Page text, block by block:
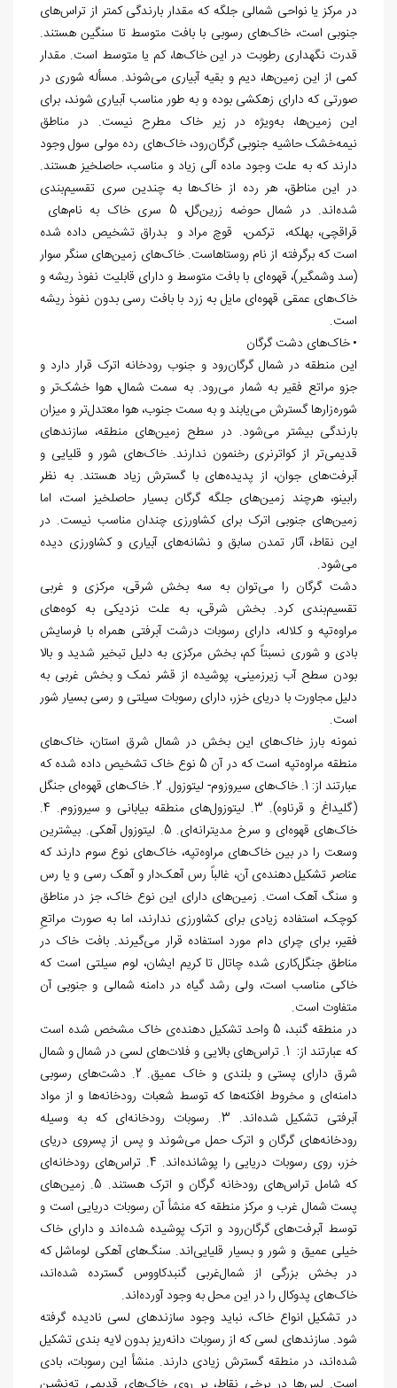
در مرکز یا نواحی شمالی جلگه که مقدار بارندگی کمتر از تراسهای
جنوبی است، خاکهای رسوبی با بافت متوسط تا سنگین هستند.
قدرت نگهداری رطوبت در این خاکها، کم یا متوسط است. مقدار
کمی از این زمینها، دیم و بقیه آبیاری میشوند. مسأله شوری در
صورتی که دارای زهکشی بوده و به طور مناسب آبیاری شوند، برای
این زمینها، بهویژه در زیر خاک مطرح نیست. در مناطق
نیمهخشک حاشیه جنوبی گرگانرود، خاکهای رده مولی سول وجود
دارند که به علت وجود ماده آلی زیاد و مناسب، حاصلخیز هستند.
در این مناطق، هر رده از خاکها به چندین سری تقسیمبندی
شدهاند. در شمال حوضه زرینگل، 5 سری خاک به نام
های
قراقچی، بهلکه، ترکمن، قوچ مراد و بدراق تشخیص داده شده
است که برگرفته از نام روستاهاست. خاکهای زمینهای سنگر سوار
(سد وشمگیر)، قهوهای با بافت متوسط و دارای قابلیت نفوذ ریشه و
خاکهای عمقی قهوهای مایل به زرد با بافت رسی بدون نفوذ ریشه
است.
• خاکهای دشت گرگان
این منطقه در شمال گرگانرود و جنوب رودخانه اترک قرار دارد و
جزو مراتع فقیر به شمار میرود. به سمت شمال، هوا خشکتر و
شورهزارها گسترش مییابند و به سمت جنوب، هوا معتدلتر و میزان
بارندگی بیشتر میشود. در سطح زمینهای منطقه، سازندهای
قدیمیتر از کواترنری رخنمون ندارند. خاکهای شور و قلیایی و
آبرفتهای جوان، از پدیدههای با گسترش زیاد هستند. به نظر
رابینو، هرچند زمینهای جلگه گرگان بسیار حاصلخیز است، اما
زمینهای جنوبی اترک برای کشاورزی چندان مناسب نیست. در
این نقاط، آثار تمدن سابق و نشانههای آبیاری و کشاورزی دیده
میشود.
دشت گرگان را میتوان به سه بخش شرقی، مرکزی و غربی
تقسیمبندی کرد. بخش شرقی، به علت نزدیکی به کوههای
مراوهتپه و کلاله، دارای رسوبات درشت آبرفتی همراه با فرسایش
بادی و شوری نسبتاً کم، بخش مرکزی به دلیل تبخیر شدید و بالا
بودن سطح آب زیرزمینی، پوشیده از قشر نمک و بخش غربی به
دلیل مجاورت با دریای خزر، دارای رسوبات سیلتی و رسی بسیار شور
است.
نمونه بارز خاکهای این بخش در شمال شرق استان، خاکهای
منطقه مراوه
تپه است که در آن 5 نوع خاک تشخیص داده شده که
عبارتند از: 1. خاک
های سیروزوم- لیتوزول. 2. خاک های قهوهای جنگل
(گلیداغ و قرناوه). 3. لیتوزول
های منطقه بیابانی و سیروزوم. 4.
خاکهای قهوهای و سرخ مدیترانه
ای. 5. لیتوزول آهکی. بیشترین
وسعت را در بین خاکهای مراوهتپه، خاکهای نوع سوم دارند که
عناصر تشکیل دهندهی آن، غالباً رس آهکدار و آهک رسی و یا رس
و سنگ آهک است. زمینهای دارای این نوع خاک، جز در مناطق
کوچک، استفاده زیادی برای کشاورزی ندارند، اما به صورت مراتعِ
فقیر، برای چرای دام مورد استفاده قرار میگیرند. بافت خاک در
مناطق جنگلکاری شده چاتال تا کریم ایشان، لوم سیلتی است که
خاکی مناسب است، ولی رشد گیاه در دامنه شمالی و جنوبی آن
متفاوت است.
در منطقه گنبد، 5 واحد تشکیل دهنده
ی خاک مشخص شده است
که عبارتند از: 1. تراس
های بالایی و فلاتهای لسی در شمال و شمال
شرق دارای پستی و بلندی و خاک عمیق. 2. دشت
های رسوبی
دامنهای و مخروط افکنهها که توسط شعبات رودخانهها و از مواد
آبرفتی تشکیل شدهاند. 3. رسوبات رودخانه
ای که به وسیله
رودخانههای گرگان و اترک حمل میشوند و پس از پسروی دریای
خزر، روی رسوبات دریایی را پوشاندهاند. 4. تراس های رودخانهای
که شامل تراسهای رودخانه گرگان و اترک هستند. 5. زمین
های
پست شمال غرب و مرکز منطقه که منشأ آن رسوبات دریایی است و
توسط آبرفتهای گرگانرود و اترک پوشیده شدهاند و دارای خاک
خیلی عمیق و شور و بسیار قلیاییاند. سنگهای آهکی لوماشل که
در بخش بزرگی از شمالغربی گنبدکاووس گسترده شدهاند،
خاکهای پدوکال را در این محل به وجود آوردهاند.
در تشکیل انواع خاک، نباید وجود سازندهای لسی نادیده گرفته
شود. سازندهای لسی که از رسوبات دانهریز بدون لایه بندی تشکیل
شدهاند، در منطقه گسترش زیادی دارند. منشأ این رسوبات، بادی